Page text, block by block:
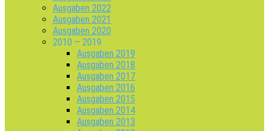
Ausgaben 2022
Ausgaben 2021
Ausgaben 2020
2010 – 2019
Ausgaben 2019
Ausgaben 2018
Ausgaben 2017
Ausgaben 2016
Ausgaben 2015
Ausgaben 2014
Ausgaben 2013